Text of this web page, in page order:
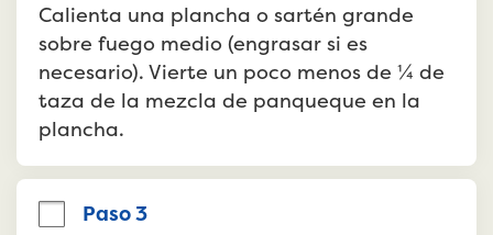
Calienta una plancha o sartén grande
sobre fuego medio (engrasar si es
necesario). Vierte un poco menos de ¼ de
taza de la mezcla de panqueque en la
plancha.
Paso 3